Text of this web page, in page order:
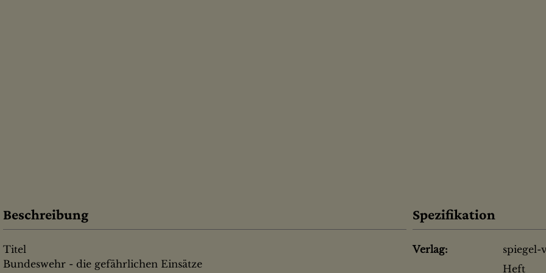
Beschreibung
Titel
Bundeswehr - die gefährlichen Einsätze
Spezifikation
Verlag:
spiegel-
Heft